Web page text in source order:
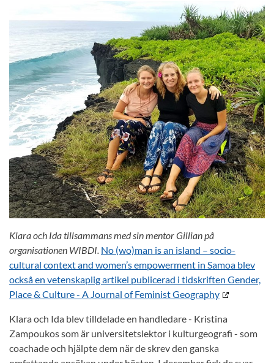
Klara och Ida tillsammans med sin mentor Gillian på
organisationen WIBDI. No (wo)man is an island – socio-
cultural context and women’s empowerment in Samoa blev
också en vetenskaplig artikel publicerad i tidskriften Gender,
Place & Culture - A Journal of Feminist Geography
Klara och Ida blev tilldelade en handledare - Kristina
Zampoukos som är universitetslektor i kulturgeografi - som
coachade och hjälpte dem när de skrev den ganska